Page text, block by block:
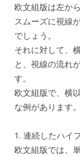
欧文組版は左か
スムーズに視線
でしょう。
それに対して、
と、視線の流れ
す。
欧文組版で、横
な例があります。
1. 連続したハイ
欧文組版では、